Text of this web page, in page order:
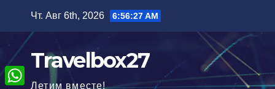
содержимому
Чт. Авг 6th, 2026 6:56:28 AM
Travelbox27
Летим вместе!